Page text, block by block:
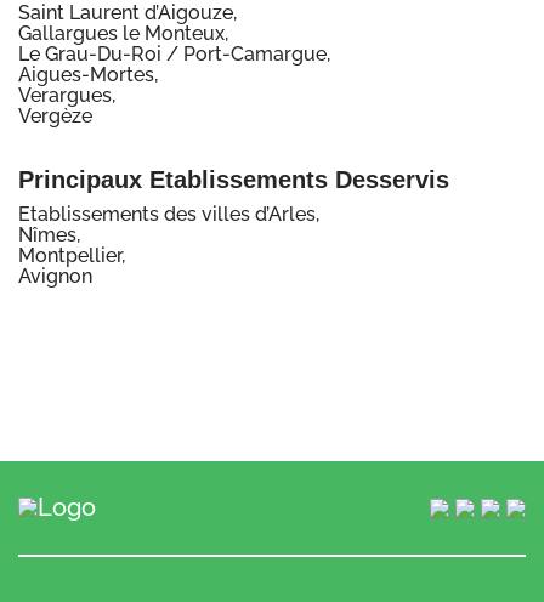
Saint Laurent d’Aigouze,
Gallargues le Monteux,
Le Grau-Du-Roi / Port-Camargue,
Aigues-Mortes,
Verargues,
Vergèze
Principaux Etablissements Desservis
Etablissements des villes d’Arles,
Nîmes,
Montpellier,
Avignon